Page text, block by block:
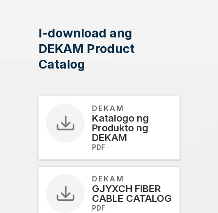
I-download ang
DEKAM Product
Catalog
DEKAM
Katalogo ng
Produkto ng
DEKAM
PDF
DEKAM
GJYXCH FIBER
CABLE CATALOG
PDF